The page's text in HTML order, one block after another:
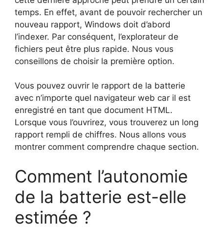
temps. En effet, avant de pouvoir rechercher un
nouveau rapport, Windows doit d’abord
l’indexer. Par conséquent, l’explorateur de
fichiers peut être plus rapide. Nous vous
conseillons de choisir la première option.
Vous pouvez ouvrir le rapport de la batterie
avec n’importe quel navigateur web car il est
enregistré en tant que document HTML.
Lorsque vous l’ouvrirez, vous trouverez un long
rapport rempli de chiffres. Nous allons vous
montrer comment comprendre chaque section.
Comment l’autonomie
de la batterie est-elle
estimée ?